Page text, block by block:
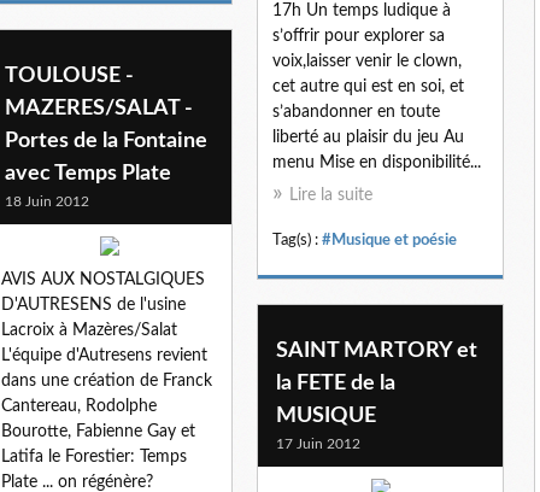
17h Un temps ludique à
s’offrir pour explorer sa
voix,laisser venir le clown,
cet autre qui est en soi, et
s’abandonner en toute
liberté au plaisir du jeu Au
menu Mise en disponibilité...
Lire la suite
Tag(s) : #Musique et poésie
TOULOUSE -
MAZERES/SALAT -
Portes de la Fontaine
avec Temps Plate
18 Juin 2012
AVIS AUX NOSTALGIQUES
D'AUTRESENS de l'usine
Lacroix à Mazères/Salat
L'équipe d'Autresens revient
dans une création de Franck
Cantereau, Rodolphe
Bourotte, Fabienne Gay et
Latifa le Forestier: Temps
Plate ... on régénère?
SAINT MARTORY et
la FETE de la
MUSIQUE
17 Juin 2012